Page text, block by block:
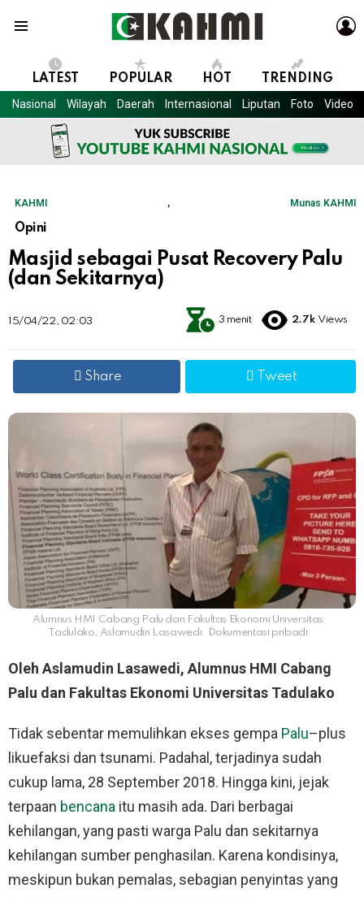
LATEST POPULAR HOT
TRENDING
Nasional
Wilayah Daerah Internasional Liputan Foto Video
KAHMI , Munas KAHMI
Opini
Masjid sebagai Pusat Recovery Palu
(dan Sekitarnya)
15/04/22, 02:03 3 menit 2.7k Views
Share Tweet
Alumnus HMI Cabang Palu dan Fakultas Ekonomi Universitas
Tadulako, Aslamudin Lasawedi. Dokumentasi pribadi
Oleh Aslamudin Lasawedi, Alumnus HMI Cabang
Palu dan Fakultas Ekonomi Universitas Tadulako
Tidak sebentar memulihkan ekses gempa Palu–plus
likuefaksi dan tsunami. Padahal, terjadinya sudah
cukup lama, 28 September 2018. Hingga kini, jejak
terpaan bencana itu masih ada. Dari berbagai
kehilangan, yang pasti warga Palu dan sekitarnya
kehilangan sumber penghasilan. Karena kondisinya,
meskipun bukan pemalas, sebagian penyintas yang